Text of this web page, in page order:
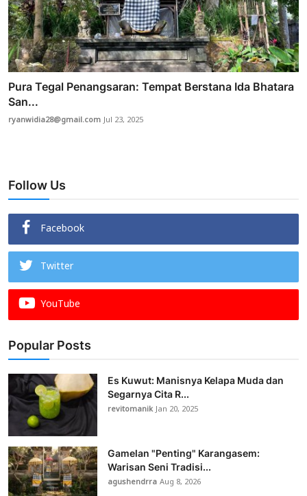
Pura Tegal Penangsaran: Tempat Berstana Ida Bhatara
San...
ryanwidia28@gmail.comJul 23, 2025
Follow Us
Facebook
Twitter
YouTube
Popular Posts
Es Kuwut: Manisnya Kelapa Muda dan
Segarnya Cita R...
revitomanikJan 20, 2025
Gamelan "Penting" Karangasem:
Warisan Seni Tradisi...
agushendrraAug 8, 2026